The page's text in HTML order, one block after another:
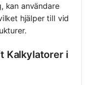
kan användare
hjälper till vid
Kalkylatorer i